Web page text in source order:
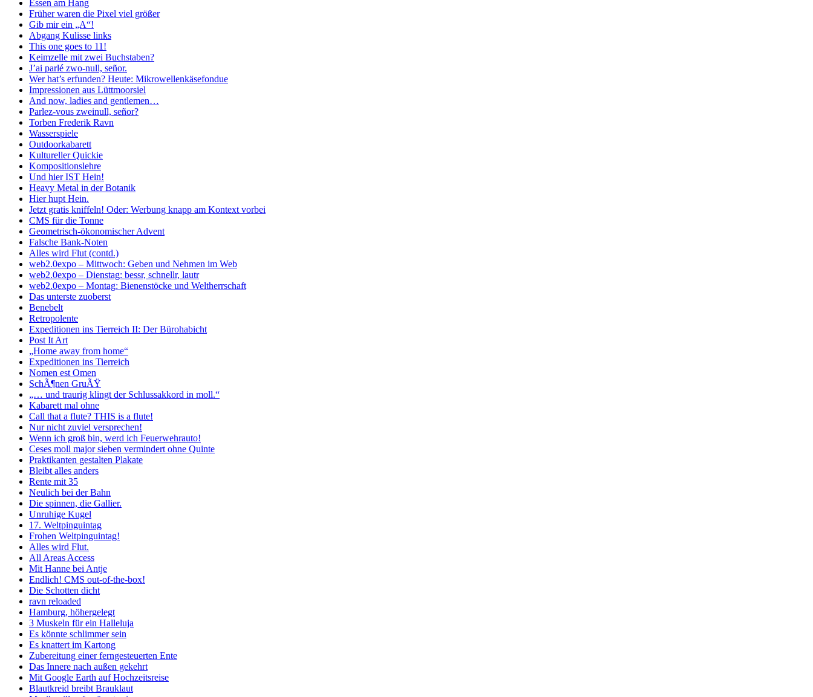
Essen am Hang
Früher waren die Pixel viel größer
Gib mir ein „A“!
Abgang Kulisse links
This one goes to 11!
Keimzelle mit zwei Buchstaben?
J’ai parlé zwo-null, señor.
Wer hat’s erfunden? Heute: Mikrowellenkäsefondue
Impressionen aus Lüttmoorsiel
And now, ladies and gentlemen…
Parlez-vous zweinull, señor?
Torben Frederik Ravn
Wasserspiele
Outdoorkabarett
Kultureller Quickie
Kompositionslehre
Und hier IST Hein!
Heavy Metal in der Botanik
Hier hupt Hein.
Jetzt gratis kniffeln! Oder: Werbung knapp am Kontext vorbei
CMS für die Tonne
Geometrisch-ökonomischer Advent
Falsche Bank-Noten
Alles wird Flut (contd.)
web2.0expo – Mittwoch: Geben und Nehmen im Web
web2.0expo – Dienstag: bessr, schnellr, lautr
web2.0expo – Montag: Bienenstöcke und Weltherrschaft
Das unterste zuoberst
Benebelt
Retropolente
Expeditionen ins Tierreich II: Der Bürohabicht
Post It Art
„Home away from home“
Expeditionen ins Tierreich
Nomen est Omen
SchÃ¶nen GruÃŸ
„… und traurig klingt der Schlussakkord in moll.“
Kabarett mal ohne
Call that a flute? THIS is a flute!
Nur nicht zuviel versprechen!
Wenn ich groß bin, werd ich Feuerwehrauto!
Ceses moll major sieben vermindert ohne Quinte
Praktikanten gestalten Plakate
Bleibt alles anders
Rente mit 35
Neulich bei der Bahn
Die spinnen, die Gallier.
Unruhige Kugel
17. Weltpinguintag
Frohen Weltpinguintag!
Alles wird Flut.
All Areas Access
Mit Hanne bei Antje
Endlich! CMS out-of-the-box!
Die Schotten dicht
ravn reloaded
Hamburg, höhergelegt
3 Muskeln für ein Halleluja
Es könnte schlimmer sein
Es knattert im Kartong
Zubereitung einer ferngesteuerten Ente
Das Innere nach außen gekehrt
Mit Google Earth auf Hochzeitsreise
Blautkreid breibt Brauklaut